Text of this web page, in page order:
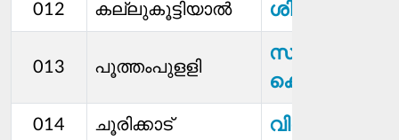
012 കല്ലുകൂട്ടിയാൽ ശിൽപ . എസ്
013 പൂത്തംപുളളി
സുർജിത്ത് .
കെ
014 ചൂരിക്കാട് വിനോദ്. എം